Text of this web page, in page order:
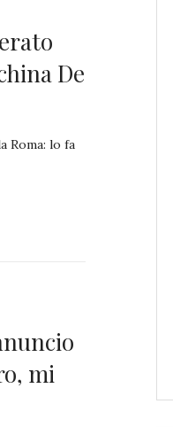
De
Roma: lo fa
mi